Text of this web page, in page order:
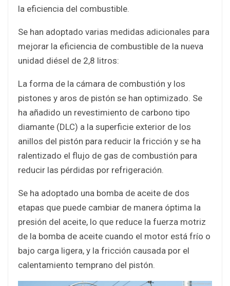
la eficiencia del combustible.
Se han adoptado varias medidas adicionales para
mejorar la eficiencia de combustible de la nueva
unidad diésel de 2,8 litros:
La forma de la cámara de combustión y los
pistones y aros de pistón se han optimizado. Se
ha añadido un revestimiento de carbono tipo
diamante (DLC) a la superficie exterior de los
anillos del pistón para reducir la fricción y se ha
ralentizado el flujo de gas de combustión para
reducir las pérdidas por refrigeración.
Se ha adoptado una bomba de aceite de dos
etapas que puede cambiar de manera óptima la
presión del aceite, lo que reduce la fuerza motriz
de la bomba de aceite cuando el motor está frío o
bajo carga ligera, y la fricción causada por el
calentamiento temprano del pistón.